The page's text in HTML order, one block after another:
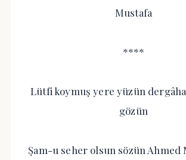
Mustafa
****
Lütfi koymuş yere yüzün
gözün
Şam-u seher olsun sözün Ahmed